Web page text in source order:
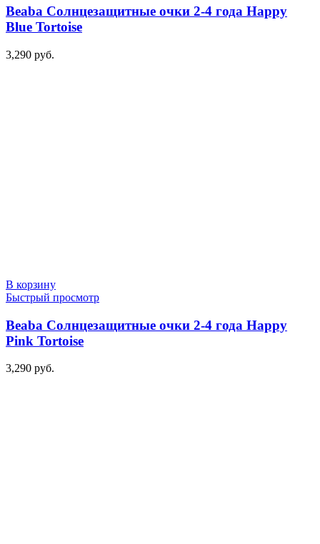
Beaba Солнцезащитные очки 2-4 года Happy
Blue Tortoise
3,290 руб.
В корзину
Быстрый просмотр
Beaba Солнцезащитные очки 2-4 года Happy
Pink Tortoise
3,290 руб.